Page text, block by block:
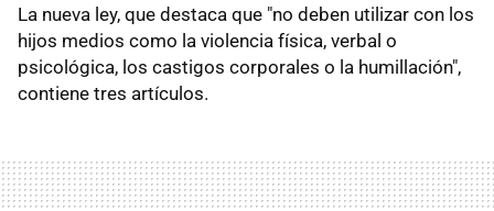
La nueva ley, que destaca que "no deben utilizar con los
hijos medios como la violencia física, verbal o
psicológica, los castigos corporales o la humillación",
contiene tres artículos.